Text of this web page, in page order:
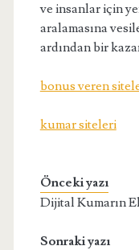
ve insanlar için
aralamasına
ardından bir
bonus veren
kumar siteleri
Önceki yazı
Dijital Kumarın
Sonraki yazı